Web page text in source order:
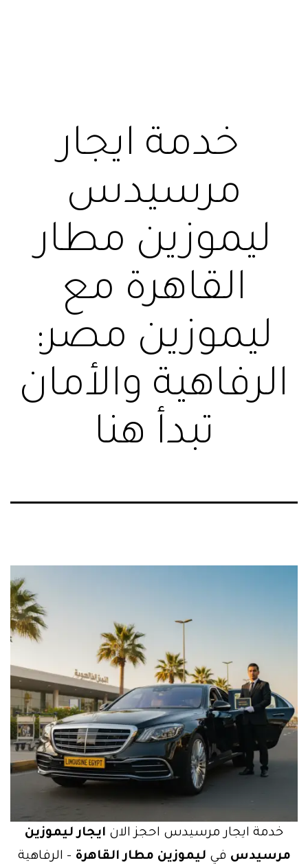
خدمة ايجار
مرسيدس
ليموزين مطار
القاهرة مع
ليموزين مصر:
الرفاهية والأمان
تبدأ هنا
خدمة ايجار مرسيدس احجز الان ايجار ليموزين
مرسيدس في ليموزين مطار القاهرة – الرفاهية